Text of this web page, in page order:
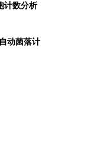
计数分析
动菌落计